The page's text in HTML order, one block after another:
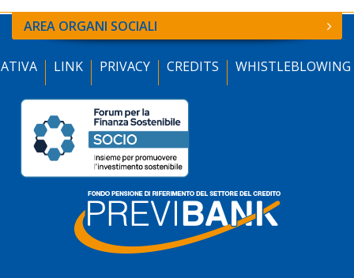
AREA ORGANI SOCIALI
LINK PRIVACY CREDITS WHISTLEBLOWING